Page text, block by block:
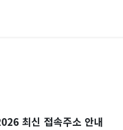
최신 접속주소 안내